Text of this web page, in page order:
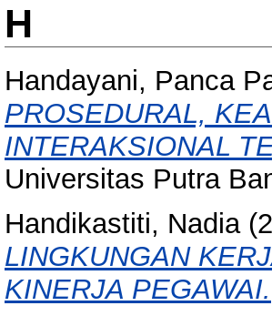
H
Handayani, Panca
PROSEDURAL,
INTERAKSIONAL
Universitas Putra
Handikastiti, Nadia
LINGKUNGAN
KINERJA PEGAWAI.